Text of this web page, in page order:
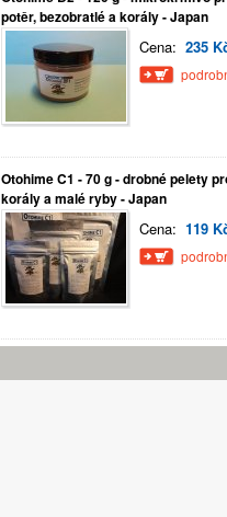
potěr, bezobratlé a korály - Japan
Cena: 235
Otohime C1 - 70 g - drobné pelety
korály a malé ryby - Japan
Cena: 119